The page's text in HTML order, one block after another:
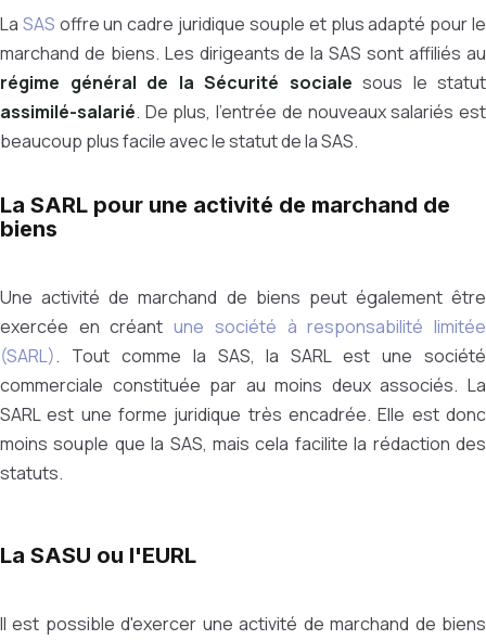
La SAS offre un cadre juridique souple et plus adapté pour le
marchand de biens. Les dirigeants de la SAS sont affiliés au
régime général de la Sécurité sociale sous le statut
assimilé-salarié. De plus, l’entrée de nouveaux salariés est
beaucoup plus facile avec le statut de la SAS.
La SARL pour une activité de marchand de
biens
Une activité de marchand de biens peut également être
exercée en créantune société à responsabilité limitée
(SARL). Tout comme la SAS, la SARL est une société
commerciale constituée par au moins deux associés. La
SARL est une forme juridique très encadrée. Elle est donc
moins souple que la SAS, mais cela facilite la rédaction des
statuts.
La SASU ou l'EURL
Il est possible d'exercer une activité de marchand de biens